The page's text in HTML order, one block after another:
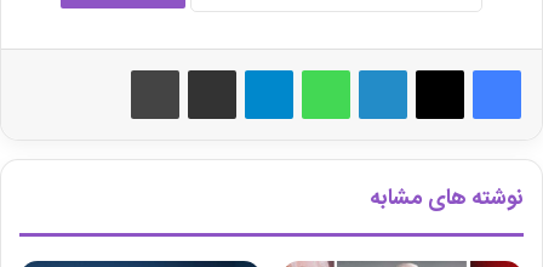
لینکدین واتس آپ تلگرام اشتراک گذاری از طریق ایمیل چاپ
نوشته های مشابه